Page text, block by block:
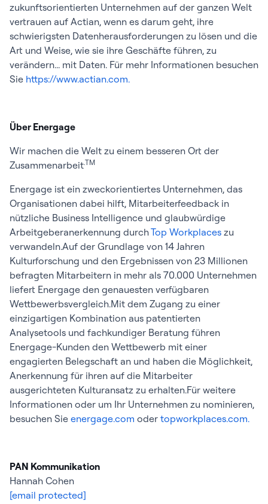
zukunftsorientierten Unternehmen auf der ganzen Welt
vertrauen auf Actian, wenn es darum geht, ihre
schwierigsten Datenherausforderungen zu lösen und die
Art und Weise, wie sie ihre Geschäfte führen, zu
verändern... mit Daten. Für mehr Informationen besuchen
Sie https://www.actian.com.
Über Energage
Wir machen die Welt zu einem besseren Ort der
Zusammenarbeit.TM
Energage ist ein zweckorientiertes Unternehmen, das
Organisationen dabei hilft, Mitarbeiterfeedback in
nützliche Business Intelligence und glaubwürdige
Arbeitgeberanerkennung durchTop Workplaces zu
verwandeln.Auf der Grundlage von 14 Jahren
Kulturforschung und den Ergebnissen von 23 Millionen
befragten Mitarbeitern in mehr als 70.000 Unternehmen
liefert Energage den genauesten verfügbaren
Wettbewerbsvergleich.Mit dem Zugang zu einer
einzigartigen Kombination aus patentierten
Analysetools und fachkundiger Beratung führen
Energage-Kunden den Wettbewerb mit einer
engagierten Belegschaft an und haben die Möglichkeit,
Anerkennung für ihren auf die Mitarbeiter
ausgerichteten Kulturansatz zu erhalten.Für weitere
Informationen oder um Ihr Unternehmen zu nominieren,
besuchen Sie energage.com oder topworkplaces.com.
PAN Kommunikation
Hannah Cohen
[email protected]